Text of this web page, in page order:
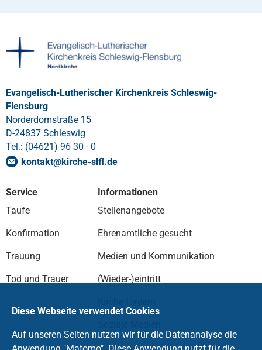
Evangelisch-Lutherischer Kirchenkreis Schleswig-
Flensburg
Norderdomstraße 15
D-24837 Schleswig
Tel.: (04621) 96 30 - 0
kontakt@kirche-slfl.de
Service
Taufe
Konfirmation
Trauung
Tod und Trauer
Informationen
Stellenangebote
Ehrenamtliche gesucht
Medien und Kommunikation
(Wieder-)eintritt
Diese Webseite verwendet Cookies
Auf unseren Seiten nutzen wir für die Datenanalyse die